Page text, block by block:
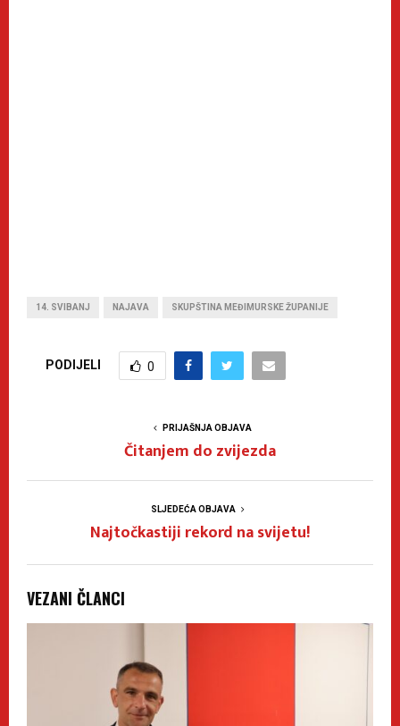
14. SVIBANJ NAJAVA SKUPŠTINA MEĐIMURSKE ŽUPANIJE
PODIJELI 0
PRIJAŠNJA OBJAVA
Čitanjem do zvijezda
SLJEDEĆA OBJAVA
Najtočkastiji rekord na svijetu!
VEZANI ČLANCI